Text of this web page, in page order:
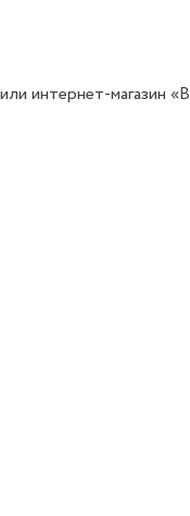
интернет-магазин